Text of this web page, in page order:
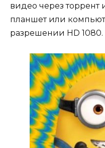
видео через торрент
планшет или
разрешении HD 1080.